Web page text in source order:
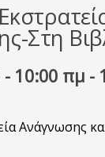
Στη
- 10:00 πμ -
Ανάγνωσης